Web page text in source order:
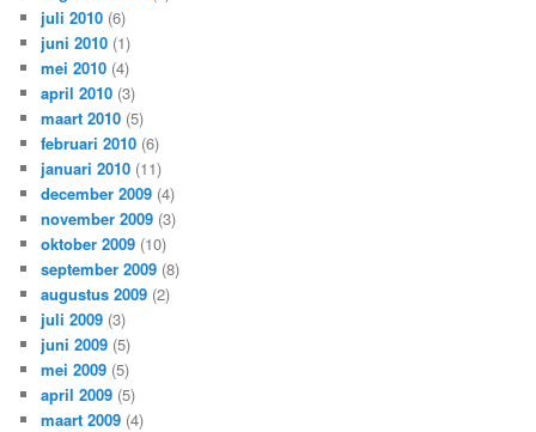
juli 2010 (6)
juni 2010 (1)
mei 2010 (4)
april 2010 (3)
maart 2010 (5)
februari 2010 (6)
januari 2010 (11)
december 2009 (4)
november 2009 (3)
oktober 2009 (10)
september 2009 (8)
augustus 2009 (2)
juli 2009 (3)
juni 2009 (5)
mei 2009 (5)
april 2009 (5)
maart 2009 (4)